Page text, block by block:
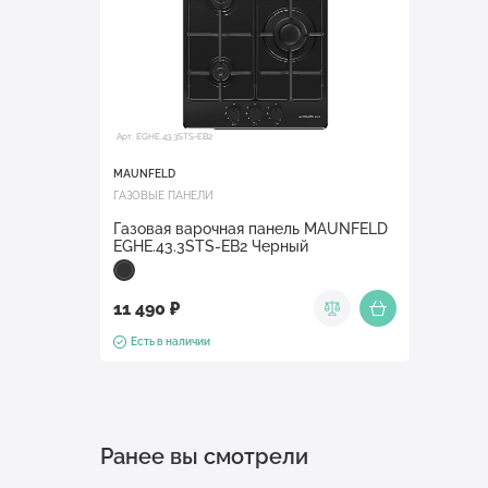
Арт. EGHE.43.3STS-EB2
MAUNFELD
ГАЗОВЫЕ ПАНЕЛИ
Газовая варочная панель MAUNFELD
EGHE.43.3STS-EB2 Черный
11 490 ₽
Есть в наличии
Ранее вы смотрели